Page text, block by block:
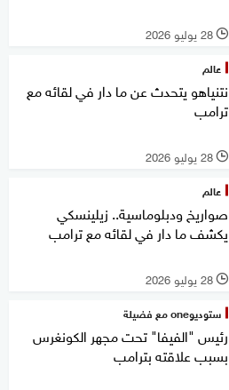
l 28 يوليو 2026
عالم
نتنياهو يتحدث عن ما دار في لقائه مع
ترامب
l 28 يوليو 2026
عالم
صواريخ ودبلوماسية.. زيلينسكي
يكشف ما دار في لقائه مع ترامب
l 28 يوليو 2026
ستوديوone مع فضيلة
رئيس "الفيفا" تحت مجهر الكونغرس
بسبب علاقته بترامب